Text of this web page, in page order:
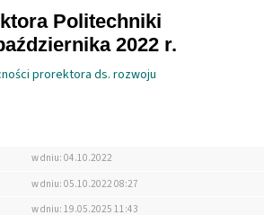
Politechniki
2022 r.
prorektora ds. rozwoju
w dniu: 04.10.2022
w dniu: 05.10.2022 08:27
w dniu: 19.05.2025 11:43